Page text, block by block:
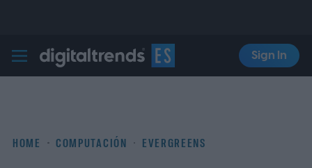
Digital Trends Español
Sign In
HOME COMPUTACIÓN EVERGREENS